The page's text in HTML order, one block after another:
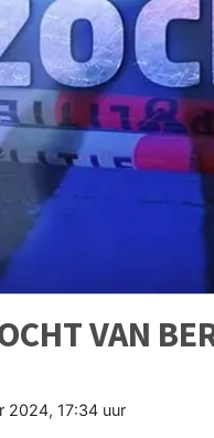
VAN
2024, 17:34 uur